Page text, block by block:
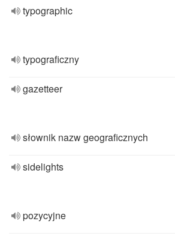
typographic
typograficzny
gazetteer
słownik nazw geograficznych
sidelights
pozycyjne